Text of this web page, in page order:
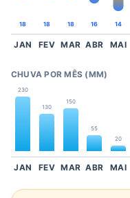
18 18 18 16 14
JAN FEV MAR ABR MAI
CHUVA POR MÊS (MM)
230
130
150
55
20
JAN FEV MAR ABR MAI